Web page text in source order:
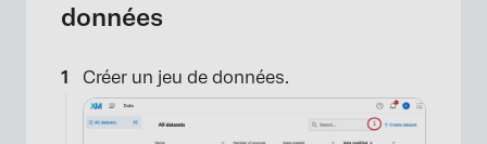
données
Créer un jeu de données.